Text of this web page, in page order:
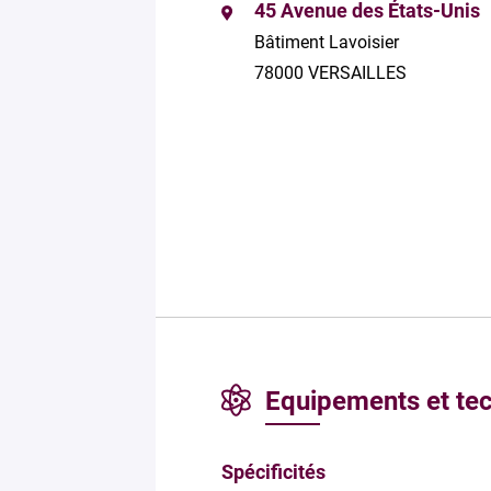
45 Avenue des États-Unis
Bâtiment Lavoisier
78000 VERSAILLES
Equipements et
Spécificités